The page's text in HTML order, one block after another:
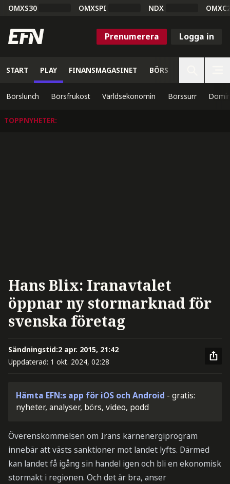
OMXS30 OMXSPI NDX
Prenumerera Logga in
START PLAY FINANSMAGASINET BÖRS
Börslunch Börsfrukost Världsekonomin Börssurr
TOPPNYHETER:
Hans Blix: Iranavtalet
öppnar ny stormarknad för
svenska företag
Sändningstid:2 apr. 2015, 21:42
Uppdaterad: 1 okt. 2024, 02:28
Hämta EFN:s app för iOS och Android - gratis:
nyheter, analyser, börs, video, podd
Överenskommelsen om Irans kärnenergiprogram
innebär att västs sanktioner mot landet lyfts. Därmed
kan landet få igång sin handel igen och bli en ekonomisk
stormakt i regionen. Och det är bra, anser